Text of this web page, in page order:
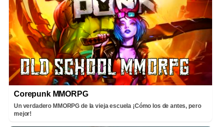
Corepunk MMORPG
Un verdadero MMORPG de la vieja escuela ¡Cómo los de antes, pero
mejor!